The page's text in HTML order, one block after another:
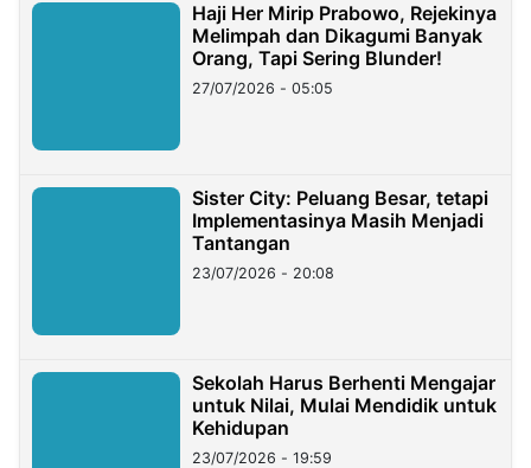
Haji Her Mirip Prabowo, Rejekinya
Melimpah dan Dikagumi Banyak
Orang, Tapi Sering Blunder!
27/07/2026 - 05:05
Sister City: Peluang Besar, tetapi
Implementasinya Masih Menjadi
Tantangan
23/07/2026 - 20:08
Sekolah Harus Berhenti Mengajar
untuk Nilai, Mulai Mendidik untuk
Kehidupan
23/07/2026 - 19:59